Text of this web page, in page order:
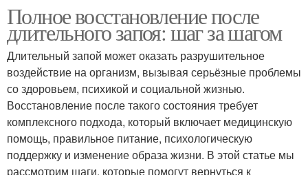
Полное восстановление после
длительного запоя: шаг за шагом
Длительный запой может оказать разрушительное
воздействие на организм, вызывая серьёзные проблемы
со здоровьем, психикой и социальной жизнью.
Восстановление после такого состояния требует
комплексного подхода, который включает медицинскую
помощь, правильное питание, психологическую
поддержку и изменение образа жизни. В этой статье мы
рассмотрим шаги, которые помогут вернуться к